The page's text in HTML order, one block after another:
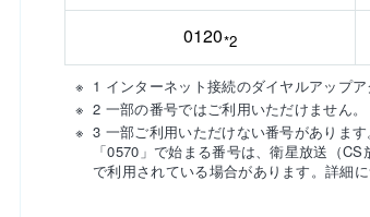
0120*2
1 インターネット接続のダイヤルアップ
2 一部の番号ではご利用いただけません。
3 一部ご利用いただけない番号があります
「0570」で始まる番号は、衛星放送（
で利用されている場合があります。詳細